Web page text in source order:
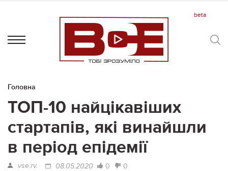
Головна
ТОП-10 найцікавіших
стартапів, які винайшли
в період епідемії
vse.rv. 08.05.2020 0 0